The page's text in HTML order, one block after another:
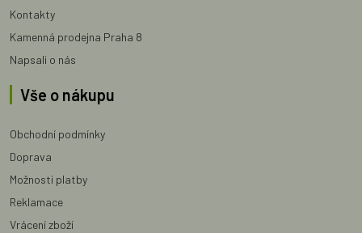
Kontakty
Kamenná prodejna Praha 8
Napsali o nás
Vše o nákupu
Obchodní podmínky
Doprava
Možnosti platby
Reklamace
Vrácení zboží